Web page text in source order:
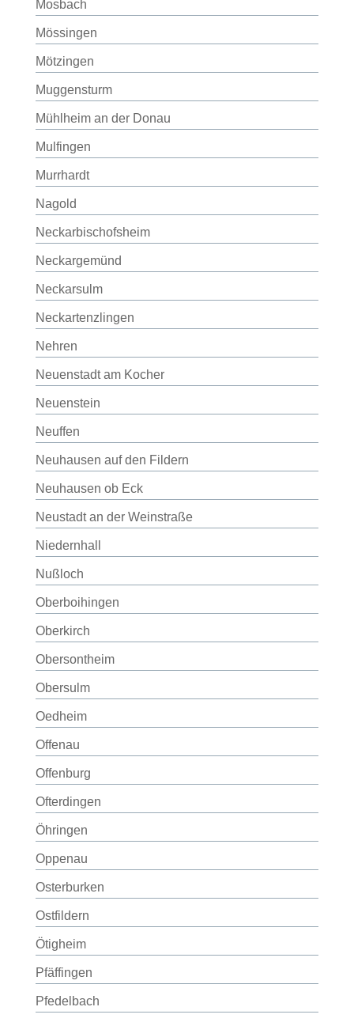
Mosbach
Mössingen
Mötzingen
Muggensturm
Mühlheim an der Donau
Mulfingen
Murrhardt
Nagold
Neckarbischofsheim
Neckargemünd
Neckarsulm
Neckartenzlingen
Nehren
Neuenstadt am Kocher
Neuenstein
Neuffen
Neuhausen auf den Fildern
Neuhausen ob Eck
Neustadt an der Weinstraße
Niedernhall
Nußloch
Oberboihingen
Oberkirch
Obersontheim
Obersulm
Oedheim
Offenau
Offenburg
Ofterdingen
Öhringen
Oppenau
Osterburken
Ostfildern
Ötigheim
Pfäffingen
Pfedelbach